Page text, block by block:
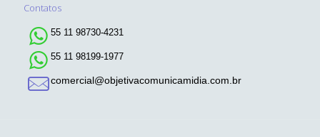
Contatos
55 11 98730-4231
55 11 98199-1977
comercial@objetivacomunicamidia.com.br